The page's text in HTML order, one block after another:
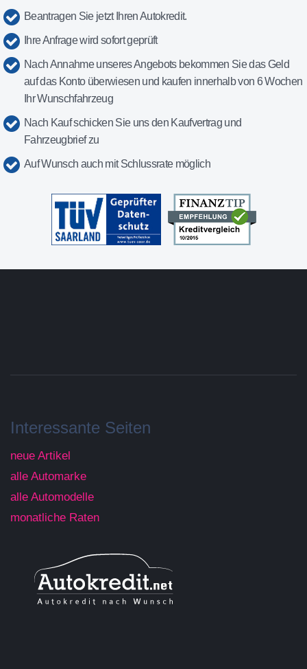
Beantragen Sie jetzt Ihren Autokredit.
Ihre Anfrage wird sofort geprüft
Nach Annahme unseres Angebots bekommen Sie das Geld
auf das Konto überwiesen und kaufen innerhalb von 6 Wochen
Ihr Wunschfahrzeug
Nach Kauf schicken Sie uns den Kaufvertrag und
Fahrzeugbrief zu
Auf Wunsch auch mit Schlussrate möglich
Interessante Seiten
neue Artikel
alle Automarke
alle Automodelle
monatliche Raten